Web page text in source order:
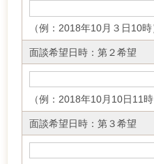
（例：2018年10月３日10時
面談希望日時：第２希望
（例：2018年10月10日11時
面談希望日時：第３希望